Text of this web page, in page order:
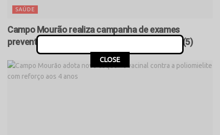
SAÚDE
Campo Mourão realiza campanha de exames
preventivos para mulheres nesta quarta-feira (5)
CLOSE